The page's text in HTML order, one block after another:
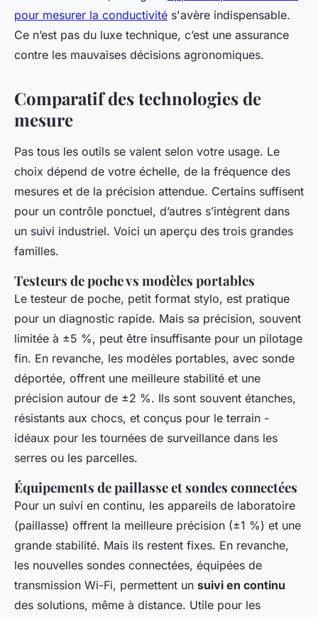
pour mesurer la conductivité s'avère indispensable.
Ce n’est pas du luxe technique, c’est une assurance
contre les mauvaises décisions agronomiques.
Comparatif des technologies de
mesure
Pas tous les outils se valent selon votre usage. Le
choix dépend de votre échelle, de la fréquence des
mesures et de la précision attendue. Certains suffisent
pour un contrôle ponctuel, d’autres s’intègrent dans
un suivi industriel. Voici un aperçu des trois grandes
familles.
Testeurs de poche vs modèles portables
Le testeur de poche, petit format stylo, est pratique
pour un diagnostic rapide. Mais sa précision, souvent
limitée à ±5 %, peut être insuffisante pour un pilotage
fin. En revanche, les modèles portables, avec sonde
déportée, offrent une meilleure stabilité et une
précision autour de ±2 %. Ils sont souvent étanches,
résistants aux chocs, et conçus pour le terrain -
idéaux pour les tournées de surveillance dans les
serres ou les parcelles.
Équipements de paillasse et sondes connectées
Pour un suivi en continu, les appareils de laboratoire
(paillasse) offrent la meilleure précision (±1 %) et une
grande stabilité. Mais ils restent fixes. En revanche,
les nouvelles sondes connectées, équipées de
transmission Wi-Fi, permettent un suivi en continu
des solutions, même à distance. Utile pour les